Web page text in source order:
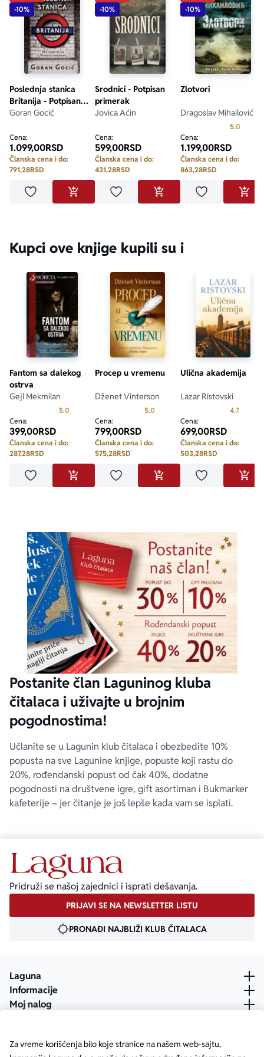
Za vreme korišćenja bilo koje stranice na našem web-sajtu,
-10%
Poslednja stanica
Britanija - Potpisan
primerak
Goran Gocić
Cena:
1.099,00RSD
Članska cena i do:
791,28RSD
Dodaj u omiljeneDODAJ U KORPU
-10%
Srodnici - Potpisan
primerak
Jovica Aćin
Cena:
599,00RSD
Članska cena i do:
431,28RSD
Dodaj u omiljeneDODAJ U KORPU
-10%
Zlotvori
Dragoslav Mihailović
5.0
Cena:
1.199,00RSD
Članska cena i do:
863,28RSD
Dodaj u
Kupci ove knjige kupili su i
Fantom sa dalekog
ostrva
Gejl Mekmilan
5.0 Prosecna ocena je 5.0 od 5
Cena:
399,00RSD
Članska cena i do:
287,28RSD
Dodaj u omiljeneDODAJ U KORPU
Procep u vremenu
Dženet Vinterson
5.0 Prosecna ocena je 5.0 od 5
Cena:
799,00RSD
Članska cena i do:
575,28RSD
Dodaj u omiljeneDODAJ U KORPU
Ulična akademija
Lazar Ristovski
4.7
Cena:
699,00RSD
Članska cena i do:
503,28RSD
Dodaj u
Postanite član Laguninog kluba
čitalaca i uživajte u brojnim
pogodnostima!
Učlanite se u Lagunin klub čitalaca i obezbedite 10%
popusta na sve Lagunine knjige, popuste koji rastu do
20%, rođendanski popust od čak 40%, dodatne
pogodnosti na društvene igre, gift asortiman i Bukmarker
kafeterije – jer čitanje je još lepše kada vam se isplati.
Pridruži se našoj zajednici i isprati dešavanja.
PRIJAVI SE NA NEWSLETTER LISTU
PRONAĐI NAJBLIŽI KLUB ČITALACA
Laguna
Informacije
Moj nalog